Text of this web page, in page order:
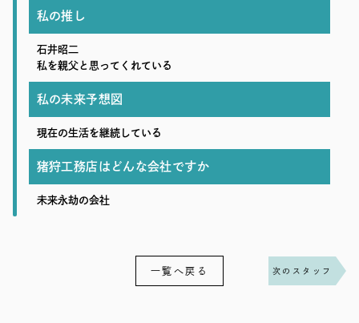
私の推し
石井昭二
私を親父と思ってくれている
私の未来予想図
現在の生活を継続している
猪狩工務店はどんな会社ですか
未来永劫の会社
次のスタッフ
一覧へ戻る